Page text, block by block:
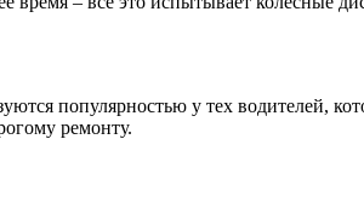
популярностью у тех водителей,
ремонту.